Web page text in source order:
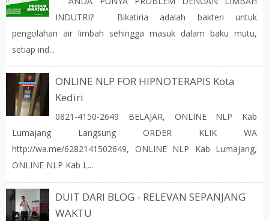
INDUTRI? Bikatiria adalah bakteri untuk
pengolahan air limbah sehingga masuk dalam baku mutu,
setiap ind...
ONLINE NLP FOR HIPNOTERAPIS Kota
Kediri
0821-4150-2649 BELAJAR, ONLINE NLP Kab
Lumajang Langsung ORDER KLIK WA
http://wa.me/6282141502649, ONLINE NLP Kab Lumajang,
ONLINE NLP Kab L...
DUIT DARI BLOG - RELEVAN SEPANJANG
WAKTU